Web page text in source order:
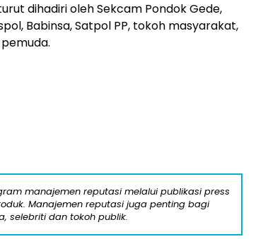
dihadiri oleh Sekcam Pondok Gede,
Babinsa, Satpol PP, tokoh masyarakat,
manajemen reputasi melalui publikasi press
Manajemen reputasi juga penting bagi
selebriti dan tokoh publik.